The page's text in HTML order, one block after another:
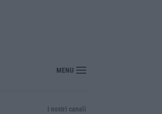
MENU
I nostri canali